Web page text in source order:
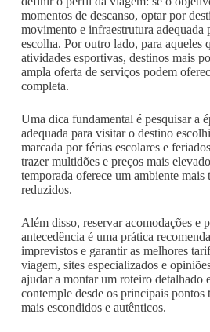
momentos de descanso, optar por
movimento e infraestrutura adequada
escolha. Por outro lado, para aqueles
atividades esportivas, destinos mais
ampla oferta de serviços podem
completa.
Uma dica fundamental é pesquisar a
adequada para visitar o destino
marcada por férias escolares e
trazer multidões e preços mais
temporada oferece um ambiente mais
reduzidos.
Além disso, reservar acomodações e
antecedência é uma prática
imprevistos e garantir as melhores
viagem, sites especializados e
ajudar a montar um roteiro detalhado
contemple desde os principais pontos
mais escondidos e autênticos.